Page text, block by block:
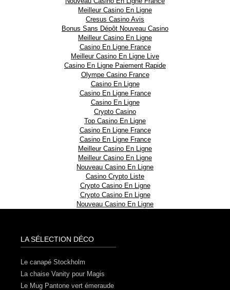
Meilleur Casino En Ligne
Cresus Casino Avis
Bonus Sans Dépôt Nouveau Casino
Meilleur Casino En Ligne
Casino En Ligne France
Meilleur Casino En Ligne Live
Casino En Ligne Paiement Rapide
Olympe Casino France
Casino En Ligne
Casino En Ligne France
Casino En Ligne
Crypto Casino
Top Casino En Ligne
Casino En Ligne France
Casino En Ligne France
Meilleur Casino En Ligne
Meilleur Casino En Ligne
Nouveau Casino En Ligne
Casino Crypto Liste
Crypto Casino En Ligne
Crypto Casino En Ligne
Nouveau Casino En Ligne
LA SÉLECTION DÉCO
Le canapé Stockholm
La chaise Vanity pour Magis
Le Mug Pantone vert émeraude